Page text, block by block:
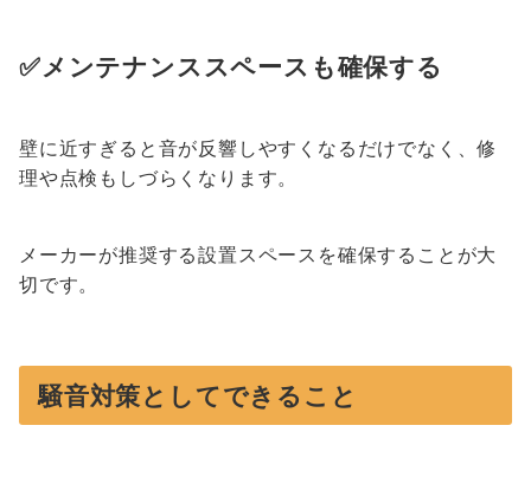
✅メンテナンススペースも確保する
壁に近すぎると音が反響しやすくなるだけでなく、修
理や点検もしづらくなります。
メーカーが推奨する設置スペースを確保することが大
切です。
騒音対策としてできること